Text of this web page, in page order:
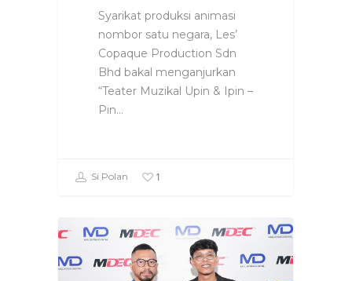
Syarikat produksi animasi
nombor satu negara, Les’
Copaque Production Sdn
Bhd bakal menganjurkan
“Teater Muzikal Upin & Ipin –
Pin…
Si Polan 1